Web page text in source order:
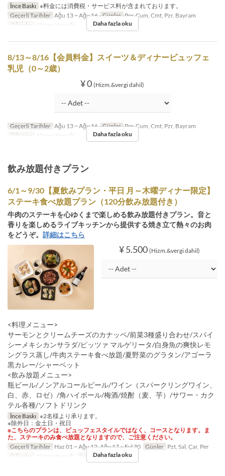
İnce Baskı ※料金には消費税・サービス料が含まれております。
Geçerli Tarihler Ağu 13 ~ Ağu 16 Günler Per, Cum, Cmt, Pzr, Bayram
Öğünler
Akşam Yemeği Daha fazla oku
8/13～8/16【会員料金】スイーツ＆ディナービュッフェ
乳児（0～2歳）
¥ 0 (Hizm.&vergi dahil)
Geçerli Tarihler Ağu 13 ~ Ağu 16 Günler Per, Cum, Cmt, Pzr, Bayram
Öğünler
Akşam Yemeği Daha fazla oku
飲み放題付きプラン
6/1～9/30【夏飲みプラン・平日 月～木曜ディナー限定】
ステーキ食べ放題プラン（120分飲み放題付き）
牛肉のステーキを心ゆくまで楽しめる飲み放題付きプラン。音と
香りを楽しめるライブキッチンから提供する焼き立て熱々のお肉
をどうぞ。 詳細はこちら
¥ 5.500 (Hizm.&vergi dahil)
<料理メニュー>
サーモンとクリームチーズのカナッペ/前菜3種盛り合わせ/スパイ
シーメキシカンサラダ/ピッツァ マルゲリータ/白身魚の爽快レモ
ングラス蒸し/牛肉ステーキ食べ放題/夏野菜のグラタン/アゴーラ
黒カレー/シャーベット
<飲み放題メニュー>
瓶ビール/ノンアルコールビール/ワイン（スパークリングワイン、
白、赤、ロゼ）/角ハイボール/梅酒/焼酎（麦、芋）/サワー・カク
テル各種/ソフトドリンク
İnce Baskı ※2名様より承ります。
※除外日：金土日・祝日
※こちらのプランは、ビュッフェスタイルではなく、コースとなります。ま
た、ステーキのみ食べ放題となりますので、ご注意ください。
Geçerli Tarihler Haz 01 ~ Ağu 12, Ağu 17 ~ Eyl 30 Günler Pzt, Sal, Çar, Per
Öğünler
Akşam Yemeği Sipariş Limiti 2 ~
Daha fazla oku